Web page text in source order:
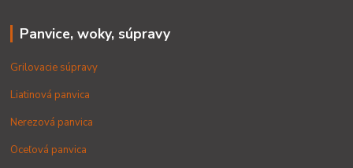
Panvice, woky, súpravy
Grilovacie súpravy
Liatinová panvica
Nerezová panvica
Oceľová panvica